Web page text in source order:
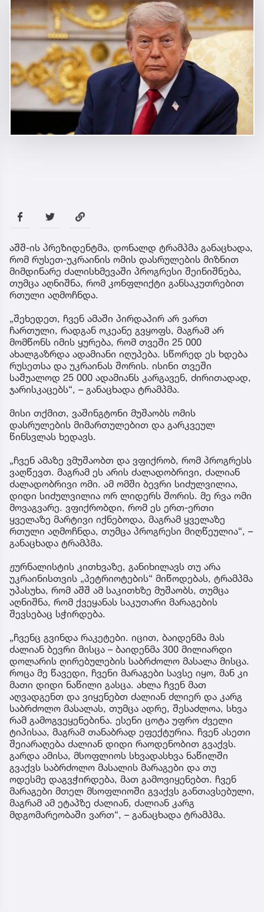
აშშ-ის პრეზიდენტმა, დონალდ ტრამპმა განაცხადა,
რომ რუსეთ-უკრაინის ომის დასრულების მიზნით
მიმდინარე ძალისხმევაში პროგრესი შეინიშნება,
თუმცა აღნიშნა, რომ კონფლიქტი განსაკუთრებით
რთული აღმოჩნდა.
„შეხედეთ, ჩვენ ამაში პირდაპირ არ ვართ
ჩართული, რადგან ოკეანე გვყოფს, მაგრამ არ
მომწონს იმის ყურება, რომ თვეში 25 000
ახალგაზრდა ადამიანი იღუპება. სწორედ ეს ხდება
რუსეთსა და უკრაინას შორის. ისინი თვეში
საშუალოდ 25 000 ადამიანს კარგავენ, ძირითადად,
ჯარისკაცებს“, – განაცხადა ტრამპმა.
მისი თქმით, ვაშინგტონი მუშაობს ომის
დასრულების მიმართულებით და გარკვეულ
წინსვლას ხედავს.
„ჩვენ ამაზე ვმუშაობთ და ვფიქრობ, რომ პროგრესს
ვაღწევთ. მაგრამ ეს არის ძალადობრივი, ძალიან
ძალადობრივი ომი. ამ ომში ბევრი სიძულვილია,
დიდი სიძულვილია ორ ლიდერს შორის. მე რვა ომი
მოვაგვარე. ვფიქრობდი, რომ ეს ერთ-ერთი
ყველაზე მარტივი იქნებოდა, მაგრამ ყველაზე
რთული აღმოჩნდა, თუმცა პროგრესი მიღწეულია“, –
განაცხადა ტრამპმა.
ჟურნალისტის კითხვაზე, განიხილავს თუ არა
უკრაინისთვის „პეტრიოტების“ მიწოდებას, ტრამპმა
უპასუხა, რომ აშშ ამ საკითხზე მუშაობს, თუმცა
აღნიშნა, რომ ქვეყანას საკუთარი მარაგების
შევსებაც სჭირდება.
„ჩვენც გვინდა რაკეტები. იცით, ბაიდენმა მას
ძალიან ბევრი მისცა – ბაიდენმა 300 მილიარდი
დოლარის ღირებულების საბრძოლო მასალა მისცა.
როცა მე წავედი, ჩვენი მარაგები სავსე იყო, მან კი
მათი დიდი ნაწილი გასცა. ახლა ჩვენ მათ
აღვადგენთ და ვიყენებთ ძალიან ძლიერ და კარგ
საბრძოლო მასალას, თუმცა ადრე, შესაძლოა, სხვა
რამ გამოგვეყენებინა. ესენი ცოტა უფრო ძველი
ტიპისაა, მაგრამ თანაბრად ეფექტურია. ჩვენ ასეთი
შეიარაღება ძალიან დიდი რაოდენობით გვაქვს.
გარდა ამისა, მსოფლიოს სხვადასხვა ნაწილში
გვაქვს საბრძოლო მასალის მარაგები და თუ
ოდესმე დაგვჭირდება, მათ გამოვიყენებთ. ჩვენ
მარაგები მთელ მსოფლიოში გვაქვს განთავსებული,
მაგრამ ამ ეტაპზე ძალიან, ძალიან კარგ
მდგომარეობაში ვართ“, – განაცხადა ტრამპმა.